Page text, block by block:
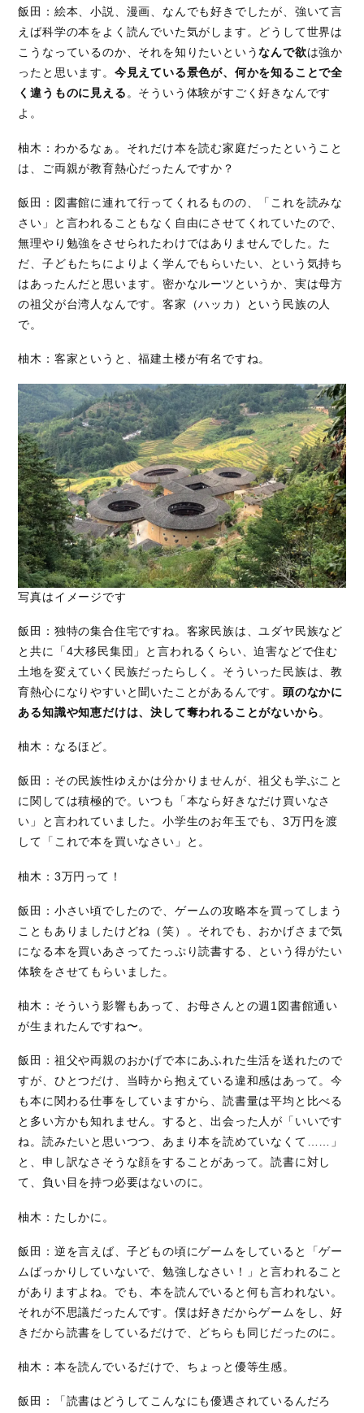
飯田：絵本、小説、漫画、なんでも好きでしたが、強いて言
えば科学の本をよく読んでいた気がします。どうして世界は
こうなっているのか、それを知りたいというなんで欲は強か
ったと思います。 今見えている景色が、何かを知ることで全
く違うものに見える。そういう体験がすごく好きなんです
よ。
柚木：わかるなぁ。それだけ本を読む家庭だったということ
は、ご両親が教育熱心だったんですか？
飯田：図書館に連れて行ってくれるものの、「これを読みな
さい」と言われることもなく自由にさせてくれていたので、
無理やり勉強をさせられたわけではありませんでした。た
だ、子どもたちによりよく学んでもらいたい、という気持ち
はあったんだと思います。密かなルーツというか、実は母方
の祖父が台湾人なんです。客家（ハッカ）という民族の人
で。
柚木：客家というと、福建土楼が有名ですね。
写真はイメージです
飯田：独特の集合住宅ですね。客家民族は、ユダヤ民族など
と共に「4大移民集団」と言われるくらい、迫害などで住む
土地を変えていく民族だったらしく。そういった民族は、教
育熱心になりやすいと聞いたことがあるんです。頭のなかに
ある知識や知恵だけは、決して奪われることがないから。
柚木：なるほど。
飯田：その民族性ゆえかは分かりませんが、祖父も学ぶこと
に関しては積極的で。いつも「本なら好きなだけ買いなさ
い」と言われていました。小学生のお年玉でも、3万円を渡
して「これで本を買いなさい」と。
柚木：3万円って！
飯田：小さい頃でしたので、ゲームの攻略本を買ってしまう
こともありましたけどね（笑）。それでも、おかげさまで気
になる本を買いあさってたっぷり読書する、という得がたい
体験をさせてもらいました。
柚木：そういう影響もあって、お母さんとの週1図書館通い
が生まれたんですね〜。
飯田：祖父や両親のおかげで本にあふれた生活を送れたので
すが、ひとつだけ、当時から抱えている違和感はあって。今
も本に関わる仕事をしていますから、読書量は平均と比べる
と多い方かも知れません。すると、出会った人が「いいです
ね。読みたいと思いつつ、あまり本を読めていなくて……」
と、申し訳なさそうな顔をすることがあって。読書に対し
て、負い目を持つ必要はないのに。
柚木：たしかに。
飯田：逆を言えば、子どもの頃にゲームをしていると「ゲー
ムばっかりしていないで、勉強しなさい！」と言われること
がありますよね。でも、本を読んでいると何も言われない。
それが不思議だったんです。僕は好きだからゲームをし、好
きだから読書をしているだけで、どちらも同じだったのに。
柚木：本を読んでいるだけで、ちょっと優等生感。
飯田：「読書はどうしてこんなにも優遇されているんだろ